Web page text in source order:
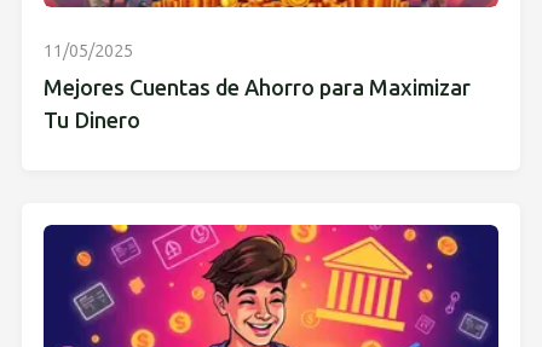
11/05/2025
Mejores Cuentas de Ahorro para Maximizar
Tu Dinero